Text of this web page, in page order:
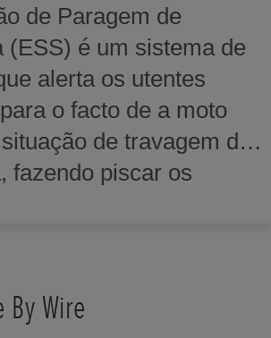
do condutor e
uma vez que
acionar a alavanca
ao arrancar e parar.
condutor pode utilizar
embraiagem manual
altura.
de Paragem de
(ESS) é um sistema de
alerta os utentes
o facto de a moto
de travagem de
fazendo piscar os
mudança de direção
travagem brusca ou
By Wire